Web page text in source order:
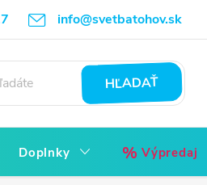
info@svetbatohov.sk
Napíšte nám Reklamácia bez starostí
HĽADAŤ
Doplnky Výpredaj